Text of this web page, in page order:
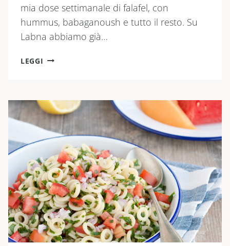
mia dose settimanale di falafel, con
hummus, babaganoush e tutto il resto. Su
Labna abbiamo già…
LEGGI FALAFEL